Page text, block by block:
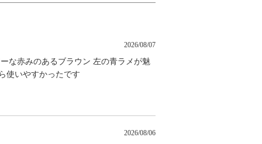
2026/08/07
な赤みのあるブラウン 左の青ラメが魅
使いやすかったです
2026/08/06